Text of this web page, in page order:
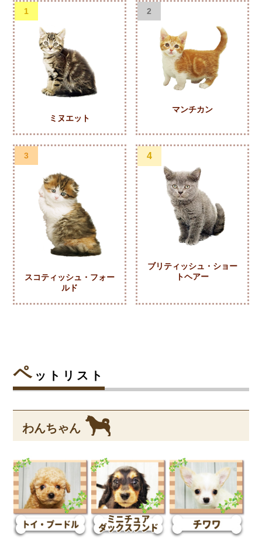
1
ミヌエット
2
マンチカン
3
スコティッシュ・フォー
ルド
4
ブリティッシュ・ショー
トヘアー
ペ ットリスト
わんちゃん